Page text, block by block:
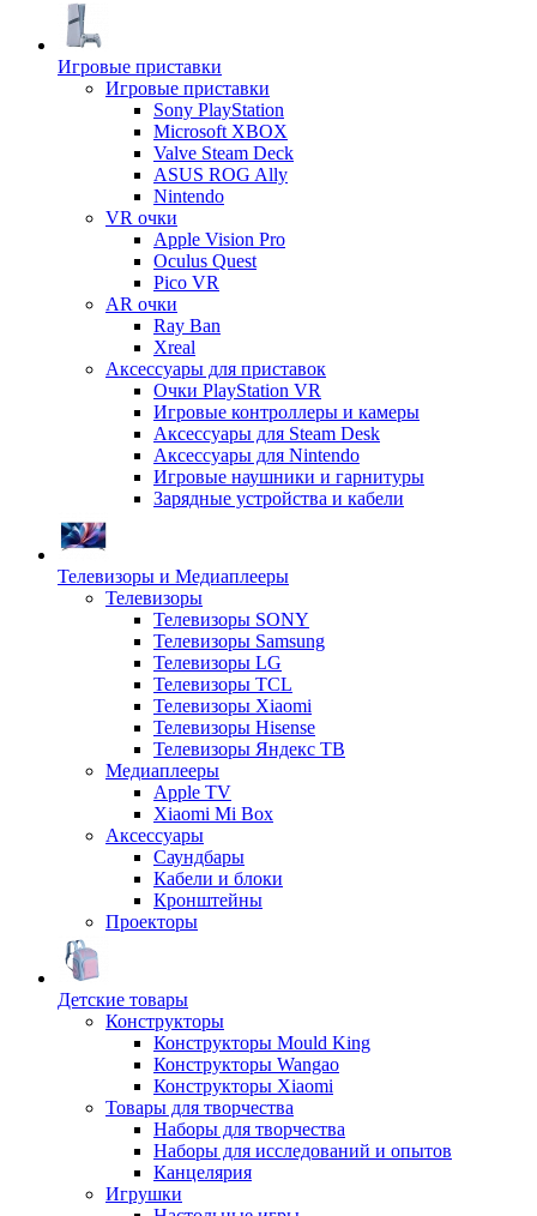
Игровые приставки
Игровые приставки
Sony PlayStation
Microsoft XBOX
Valve Steam Deck
ASUS ROG Ally
Nintendo
VR очки
Apple Vision Pro
Oculus Quest
Pico VR
AR очки
Ray Ban
Xreal
Аксессуары для приставок
Очки PlayStation VR
Игровые контроллеры и камеры
Аксессуары для Steam Desk
Аксессуары для Nintendo
Игровые наушники и гарнитуры
Зарядные устройства и кабели
Телевизоры и Медиаплееры
Телевизоры
Телевизоры SONY
Телевизоры Samsung
Телевизоры LG
Телевизоры TCL
Телевизоры Xiaomi
Телевизоры Hisense
Телевизоры Яндекс ТВ
Медиаплееры
Apple TV
Xiaomi Mi Box
Аксессуары
Саундбары
Кабели и блоки
Кронштейны
Проекторы
Детские товары
Конструкторы
Конструкторы Mould King
Конструкторы Wangao
Конструкторы Xiaomi
Товары для творчества
Наборы для творчества
Наборы для исследований и опытов
Канцелярия
Игрушки